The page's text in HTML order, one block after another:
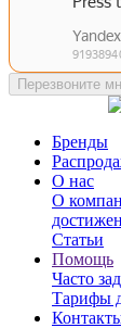
Перезвоните
Бренды
О нас
О
Статьи
Помощь
Часто
Тарифы